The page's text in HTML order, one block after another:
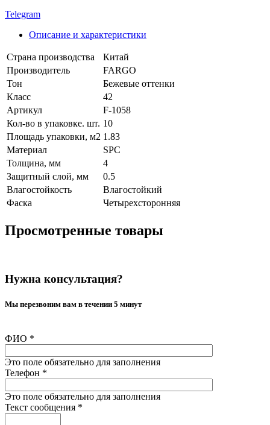
Telegram
Описание и характеристики
Страна производства
Китай
Производитель
FARGO
Тон
Бежевые оттенки
Класс
42
Артикул
F-1058
Кол-во в упаковке. шт. 10
Площадь упаковки, м2 1.83
Материал
SPC
Толщина, мм
4
Защитный слой, мм
0.5
Влагостойкость
Влагостойкий
Фаска
Четырехсторонняя
Просмотренные товары
Нужна консультация?
Мы перезвоним вам в течении 5 минут
ФИО *
Это поле обязательно для заполнения
Телефон *
Это поле обязательно для заполнения
Текст сообщения *